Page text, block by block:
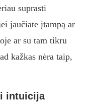
suprasti
jaučiate įtampą ar
ar su tam tikru
kažkas nėra taip,
intuicija